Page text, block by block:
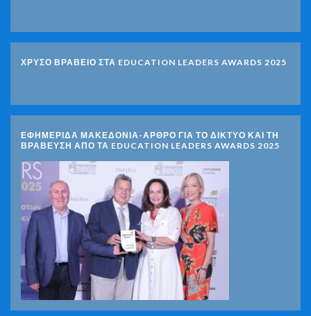
ΧΡΥΣΟ ΒΡΑΒΕΙΟ ΣΤΑ EDUCATION LEADERS AWARDS 2025
ΕΦΗΜΕΡΙΔΑ ΜΑΚΕΔΟΝΙΑ-ΑΡΘΡΟ ΓΙΑ ΤΟ ΔΙΚΤΥΟ ΚΑΙ ΤΗ
ΒΡΑΒΕΥΣΗ ΑΠΟ ΤΑ EDUCATION LEADERS AWARDS 2025